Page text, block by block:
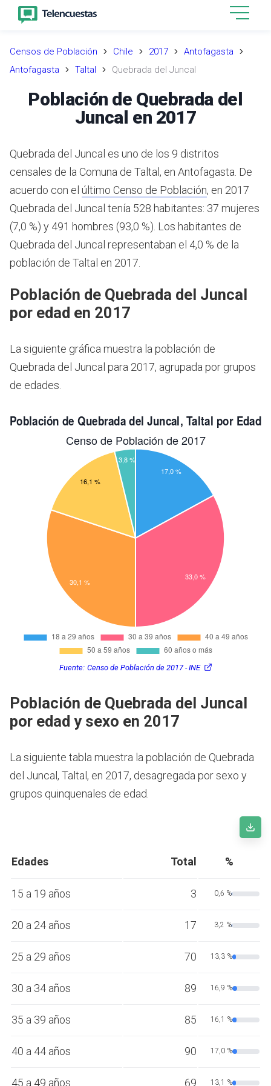
Censos de Población Chile 2017
Antofagasta
Antofagasta
Taltal Quebrada del Juncal
Población de Quebrada del
Juncal en 2017
Quebrada del Juncal es uno de los 9 distritos
censales de la Comuna de Taltal, en Antofagasta. De
acuerdo con el último Censo de Población, en 2017
Quebrada del Juncal tenía 528 habitantes: 37 mujeres
(7,0 %) y 491 hombres (93,0 %). Los habitantes de
Quebrada del Juncal representaban el 4,0 % de la
población de Taltal en 2017.
Población de Quebrada del Juncal
por edad en 2017
La siguiente gráfica muestra la población de
Quebrada del Juncal para 2017, agrupada por grupos
de edades.
Fuente: Censo de Población de 2017 - INE
Población de Quebrada del Juncal
por edad y sexo en 2017
La siguiente tabla muestra la población de Quebrada
del Juncal, Taltal, en 2017, desagregada por sexo y
grupos quinquenales de edad.
Edades Total %
15 a 19 años 3 0,6 %
20 a 24 años 17 3,2 %
25 a 29 años 70 13,3 %
30 a 34 años 89 16,9 %
35 a 39 años 85 16,1 %
40 a 44 años 90 17,0 %
45 a 49 años 69 13,1 %